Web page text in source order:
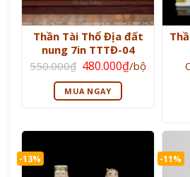
Thần Tài Thổ Địa đất
nung 7in TTTĐ-04
550.000₫ Giá
gốc
là:
550.000₫.
480.000₫Giá
hiện
/bộ
MUA NGAY
-13% -11%